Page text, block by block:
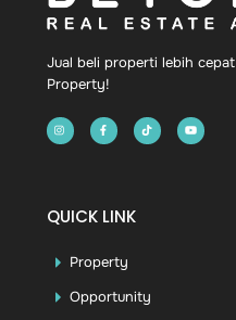
Jual beli properti lebih
Property!
QUICK LINK
Property
Opportunity